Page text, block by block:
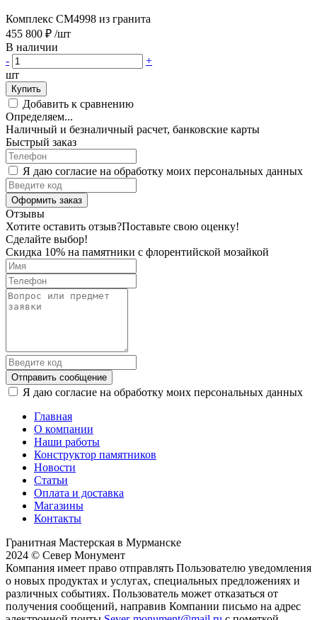
Комплекс CM4998 из гранита
455 800 ₽ /шт
В наличии
-
+
шт
Купить
Добавить к сравнению
Определяем...
Наличный и безналичный расчет, банковские карты
Быстрый заказ
Я даю согласие на обработку моих персональных данных
Оформить заказ
Отзывы
Хотите оставить отзыв?Поставьте свою оценку!
Сделайте выбор!
Скидка 10% на памятники с флорентийской мозайкой
Отправить сообщение
Я даю согласие на обработку моих персональных данных
Главная
О компании
Наши работы
Конструктор памятников
Новости
Статьи
Оплата и доставка
Магазины
Контакты
Гранитная Мастерская в Мурманске
2024 © Север Монумент
Компания имеет право отправлять Пользователю уведомления
о новых продуктах и услугах, специальных предложениях и
различных событиях. Пользователь может отказаться от
получения сообщений, направив Компании письмо на адрес